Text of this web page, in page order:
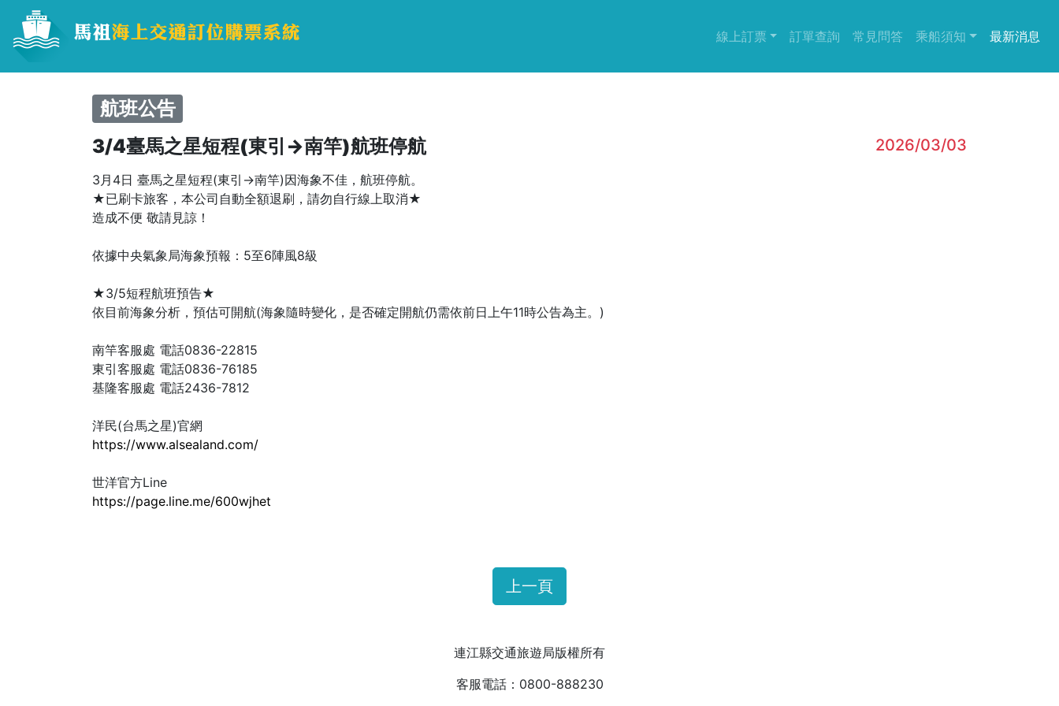
線上訂票(current)
訂單查詢 常見問答 乘船須知 (current)
最新消息
航班公告
2026/03/03
3/4臺馬之星短程(東引→南竿)航班停航
3月4日 臺馬之星短程(東引→南竿)因海象不佳，航班停航。
★已刷卡旅客，本公司自動全額退刷，請勿自行線上取消★
造成不便 敬請見諒！
依據中央氣象局海象預報：5至6陣風8級
★3/5短程航班預告★
依目前海象分析，預估可開航(海象隨時變化，是否確定開航仍需依前日上午11時公告為主。)
南竿客服處 電話0836-22815
東引客服處 電話0836-76185
基隆客服處 電話2436-7812
洋民(台馬之星)官網
https://www.alsealand.com/
世洋官方Line
https://page.line.me/600wjhet
上一頁
連江縣交通旅遊局版權所有
客服電話：0800-888230